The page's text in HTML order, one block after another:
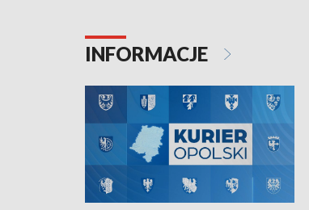
torowym.
INFORMACJE